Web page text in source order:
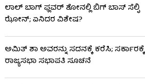
ಲಾಲ್ ಬಾಗ್ ಫ್ಲವರ್ ಶೋನಲ್ಲಿ ಬಿಗ್ ಬಾಸ್ ಸೆಲ್ಫಿ
ಝೋನ್; ಏನಿದರ ವಿಶೇಷ?
ಅಮಿತ್ ಶಾ ಅವರನ್ನು ಸದನಕ್ಕೆ ಕರೆಸಿ; ಸರ್ಕಾರಕ್ಕೆ
ರಾಜ್ಯಸಭಾ ಸಭಾಪತಿ ಸೂಚನೆ